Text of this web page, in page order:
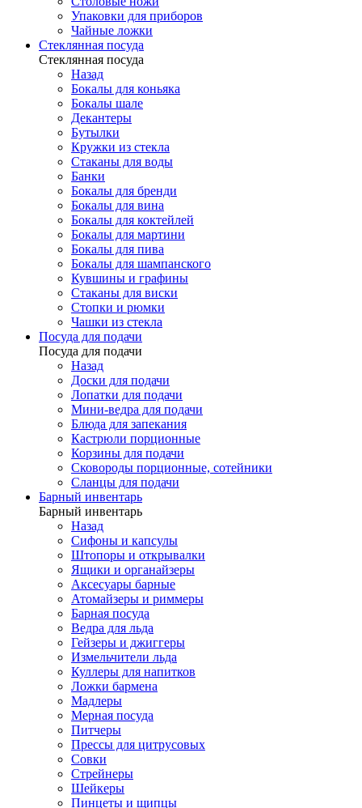
Упаковки для приборов
Чайные ложки
Стеклянная посуда
Стеклянная посуда
Назад
Бокалы для коньяка
Бокалы шале
Декантеры
Бутылки
Кружки из стекла
Стаканы для воды
Банки
Бокалы для бренди
Бокалы для вина
Бокалы для коктейлей
Бокалы для мартини
Бокалы для пива
Бокалы для шампанского
Кувшины и графины
Стаканы для виски
Стопки и рюмки
Чашки из стекла
Посуда для подачи
Посуда для подачи
Назад
Доски для подачи
Лопатки для подачи
Мини-ведра для подачи
Блюда для запекания
Кастрюли порционные
Корзины для подачи
Сковороды порционные, сотейники
Сланцы для подачи
Барный инвентарь
Барный инвентарь
Назад
Сифоны и капсулы
Штопоры и открывалки
Ящики и органайзеры
Аксесуары барные
Атомайзеры и риммеры
Барная посуда
Ведра для льда
Гейзеры и джиггеры
Измельчители льда
Куллеры для напитков
Ложки бармена
Мадлеры
Мерная посуда
Питчеры
Прессы для цитрусовых
Совки
Стрейнеры
Шейкеры
Пинцеты и щипцы